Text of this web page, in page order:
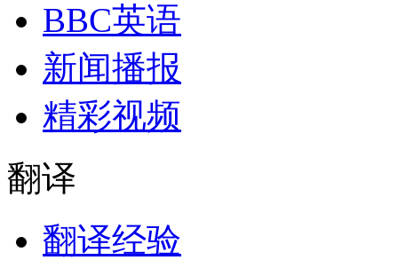
BBC英语
新闻播报
精彩视频
翻译
翻译经验